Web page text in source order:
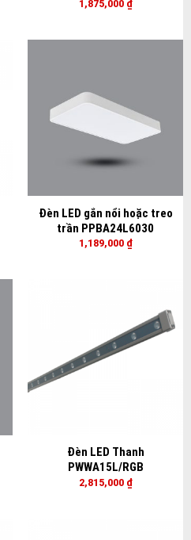
1,875,000 ₫
Đèn LED gắn nổi hoặc treo
trần PPBA24L6030
1,189,000 ₫
Đèn LED Thanh
PWWA15L/RGB
2,815,000 ₫